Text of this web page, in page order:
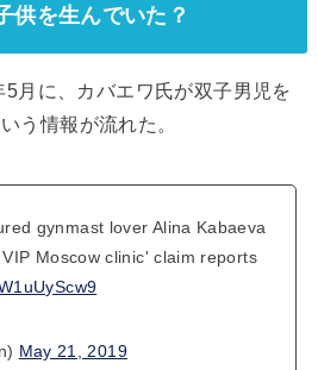
供を生んでいた？
月に、カバエワ氏が双子男児を
う情報が流れた。
gynmast lover Alina Kabaeva
Moscow clinic' claim reports
May 21, 2019